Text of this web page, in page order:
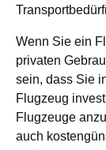
Wenn Sie ein
privaten
sein, dass Sie
Flugzeug
Flugzeuge
auch